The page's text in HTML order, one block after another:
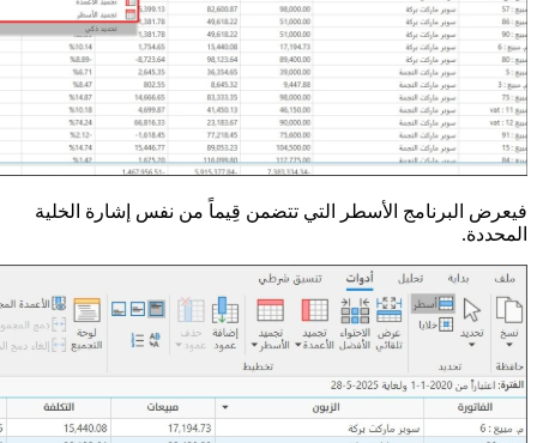
فيعرض البرنامج الأسطر التي تتضمن قِيماً من نفس إشارة الخلية
المحددة.